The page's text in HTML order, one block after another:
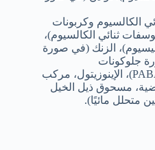
الكالسيوم وكربونات
ثنائي الكالسيوم)،
الزنك (في صورة
جلوكونات
المنغنيز)،حمض بارا-أمينوبنزويك (PABA)، الإينوزيتول، مركب
مسحوق ذيل الخيل
متحلل مائيًا).